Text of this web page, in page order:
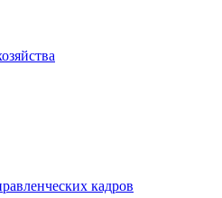
кадров